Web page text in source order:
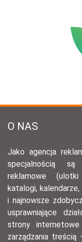
O NAS
Jako agencja
specjalnością są
reklamowe
katalogi,
i najnowsze
usprawniające
strony
zarządzania treścią